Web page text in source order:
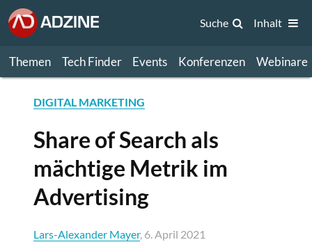
Themen Tech Finder Events Konferenzen Webinare
Suche Inhalt
DIGITAL MARKETING
Share of Search als
mächtige Metrik im
Advertising
Lars-Alexander Mayer, 6. April 2021